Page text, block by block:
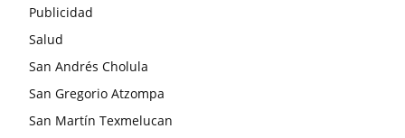
Publicidad
Salud
San Andrés Cholula
San Gregorio Atzompa
San Martín Texmelucan